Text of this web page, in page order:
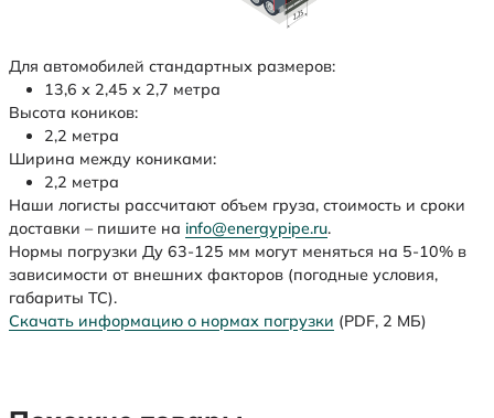
Для автомобилей стандартных размеров:
13,6 х 2,45 х 2,7 метра
Высота коников:
2,2 метра
Ширина между кониками:
2,2 метра
Наши логисты рассчитают объем груза, стоимость и сроки
доставки – пишите на info@energypipe.ru.
Нормы погрузки Ду 63-125 мм могут меняться на 5-10% в
зависимости от внешних факторов (погодные условия,
габариты ТС).
Скачать информацию о нормах погрузки (PDF, 2 МБ)